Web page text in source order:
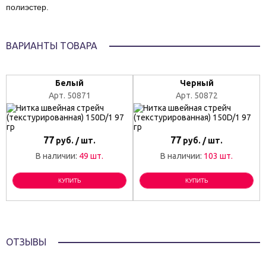
полиэстер.
ВАРИАНТЫ ТОВАРА
Белый
Арт. 50871
77 руб. / шт.
В наличии: 49 шт.
КУПИТЬ
Черный
Арт. 50872
77 руб. / шт.
В наличии: 103 шт.
КУПИТЬ
ОТЗЫВЫ